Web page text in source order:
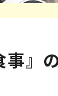
事』